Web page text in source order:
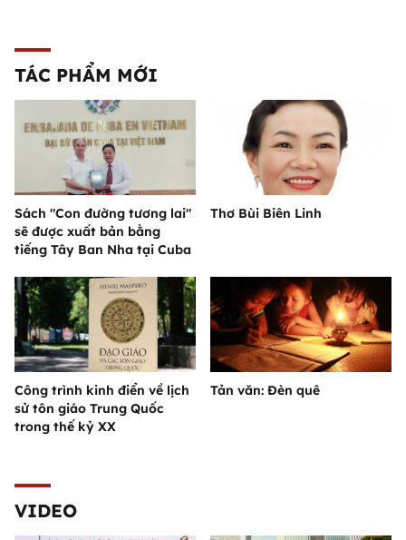
TÁC PHẨM MỚI
Sách "Con đường tương lai"
sẽ được xuất bản bằng
tiếng Tây Ban Nha tại Cuba
Thơ Bùi Biên Linh
Công trình kinh điển về lịch
sử tôn giáo Trung Quốc
trong thế kỷ XX
Tản văn: Đèn quê
VIDEO